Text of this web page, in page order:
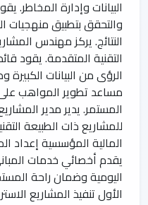
البيانات وإدارة
والتحقق بتطبيق منهجيات
النتائج. يركز مهندس
التقنية المتقدمة. يقود
الرؤى من البيانات
مساعد تطوير المواهب على
المستمر. يدير مدير
للمشاريع ذات الطبيعة
المالية المؤسسية إعداد
يقدم أخصائي خدمات
اليومية وضمان راحة
الأول تنفيذ المشاريع